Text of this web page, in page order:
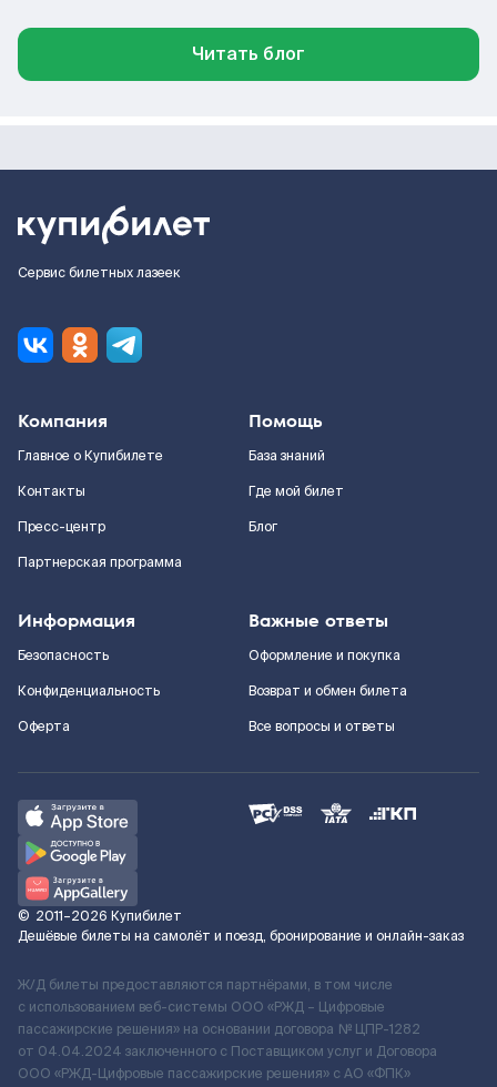
Читать блог
Сервис билетных лазеек
Компания
Главное о Купибилете
Контакты
Пресс-центр
Партнерская программа
Помощь
База знаний
Где мой билет
Блог
Информация
Безопасность
Конфиденциальность
Оферта
Важные ответы
Оформление и покупка
Возврат и обмен билета
Все вопросы и ответы
© 2011–2026 Купибилет
Дешёвые билеты на самолёт и поезд, бронирование и онлайн-заказ
Ж/Д билеты предоставляются партнёрами, в том числе
с использованием веб-системы ООО «РЖД – Цифровые
пассажирские решения» на основании договора № ЦПР-1282
от 04.04.2024 заключенного с Поставщиком услуг и Договора
ООО «РЖД-Цифровые пассажирские решения» c АО «ФПК»